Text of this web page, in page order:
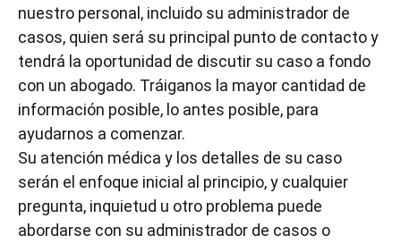
nuestro personal, incluido su administrador de
casos, quien será su principal punto de contacto y
tendrá la oportunidad de discutir su caso a fondo
con un abogado. Tráiganos la mayor cantidad de
información posible, lo antes posible, para
ayudarnos a comenzar.
Su atención médica y los detalles de su caso
serán el enfoque inicial al principio, y cualquier
pregunta, inquietud u otro problema puede
abordarse con su administrador de casos o